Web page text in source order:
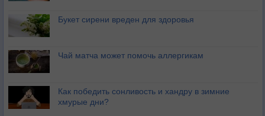
Букет сирени вреден для здоровья
Чай матча может помочь аллергикам
Как победить сонливость и хандру в зимние
хмурые дни?